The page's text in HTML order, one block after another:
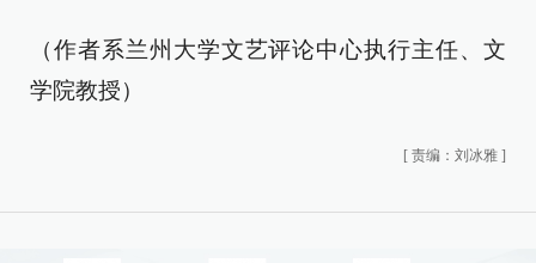
（作者系兰州大学文艺评论中心执行主任、文
学院教授）
[ 责编：刘冰雅 ]